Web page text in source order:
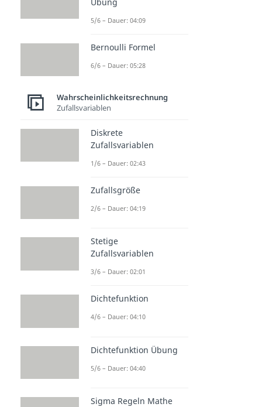
5/6 – Dauer: 04:09
Bernoulli Formel
6/6 – Dauer: 05:28
Wahrscheinlichkeitsrechnung
Zufallsvariablen
Diskrete
Zufallsvariablen
1/6 – Dauer: 02:43
Zufallsgröße
2/6 – Dauer: 04:19
Stetige
Zufallsvariablen
3/6 – Dauer: 02:01
Dichtefunktion
4/6 – Dauer: 04:10
Dichtefunktion Übung
5/6 – Dauer: 04:40
Sigma Regeln Mathe